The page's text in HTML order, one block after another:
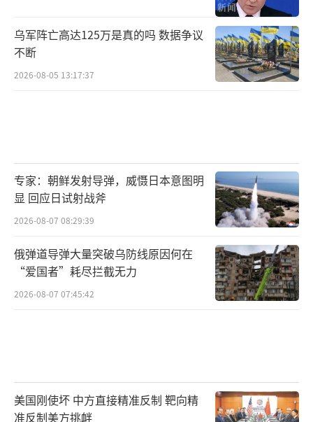
乌军阵亡高达125万是真的吗 数据争议
不断
2026-08-05 13:17:37
专家：朝鲜发射导弹，威慑日本意图明
显 回应日试射战斧
2026-08-07 08:29:39
俄弹道导弹大量突破乌防线原因何在
“爱国者”耗尽拦截无力
2026-08-07 07:45:42
美国刚使坏 中方直接精准反制 靶向精
准反制美方挑衅